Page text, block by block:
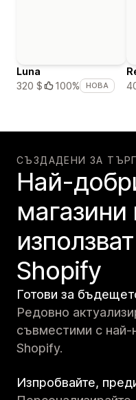
Luna
320 $
100% НОВА
СЪЗДАДЕНИ ЗА
Най-
магазини
Shopify
Готови за
Редовно
съвместими с най-
Shopify.
Изпробвайте,